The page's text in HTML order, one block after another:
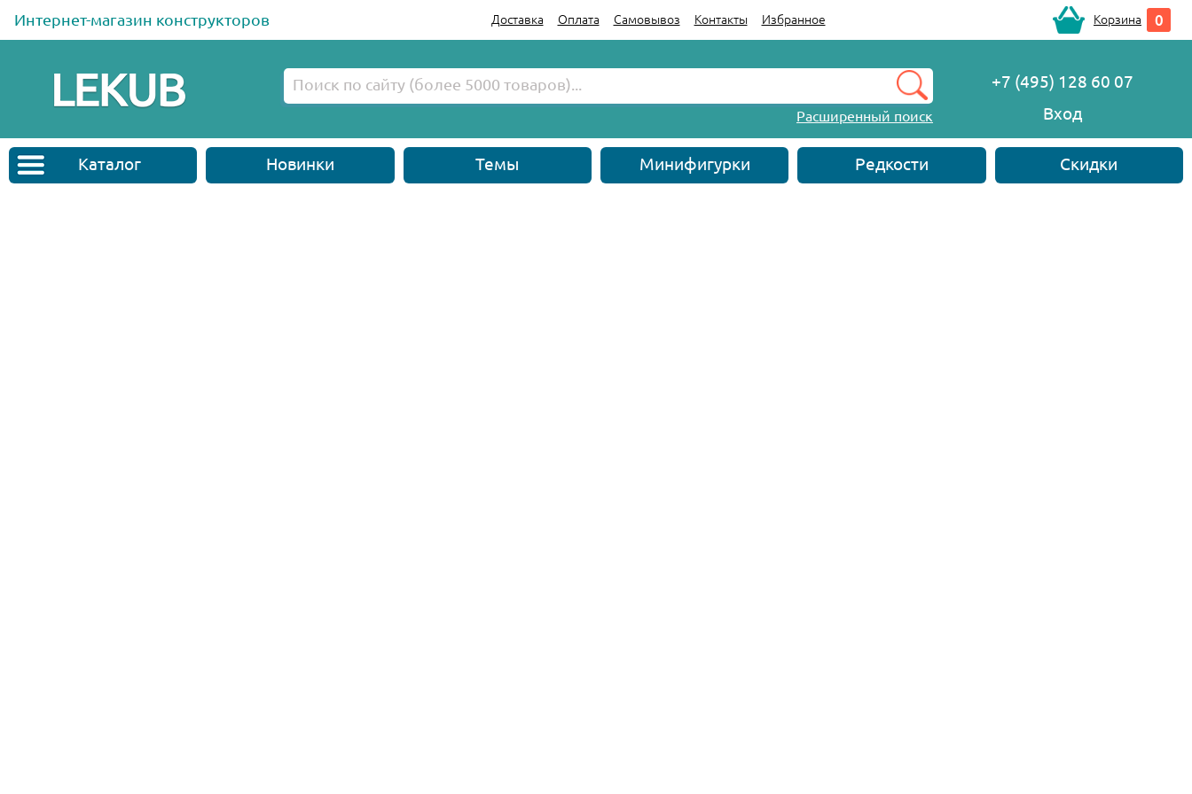
Интернет-магазин конструкторов Доставка Оплата Самовывоз Контакты Избранное Корзина 0
Расширенный поиск
+7 (495) 128 60 07
Вход
Каталог Новинки Темы Минифигурки Редкости Скидки